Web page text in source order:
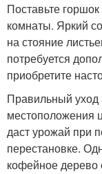
Поставьте
комнаты. Яркий
на стояние
потребуется
приобретите
Правильный уход
местоположения
даст урожай при
перестановке.
кофейное дерево